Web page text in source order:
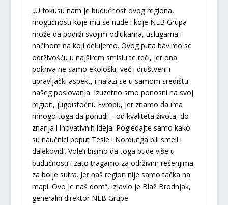
„U fokusu nam je budućnost ovog regiona,
mogućnosti koje mu se nude i koje NLB Grupa
može da podrži svojim odlukama, uslugama i
načinom na koji delujemo. Ovog puta bavimo se
održivošću u najširem smislu te reči, jer ona
pokriva ne samo ekološki, već i društveni i
upravljački aspekt, i nalazi se u samom središtu
našeg poslovanja. Izuzetno smo ponosni na svoj
region, jugoistočnu Evropu, jer znamo da ima
mnogo toga da ponudi – od kvaliteta života, do
znanja i inovativnih ideja. Pogledajte samo kako
su naučnici poput Tesle i Nordunga bili smeli i
dalekovidi. Voleli bismo da toga bude više u
budućnosti i zato tragamo za održivim rešenjima
za bolje sutra. Jer naš region nije samo tačka na
mapi. Ovo je naš dom“, izjavio je Blaž Brodnjak,
generalni direktor NLB Grupe.